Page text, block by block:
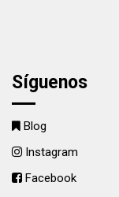
Síguenos
Blog
Instagram
Facebook